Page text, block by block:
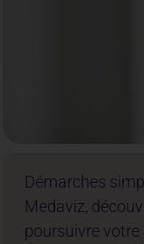
Démarches
Medaviz,
poursuivre